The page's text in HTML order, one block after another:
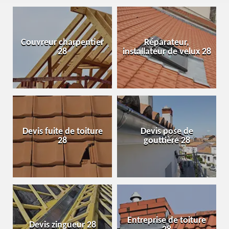
Couvreur charpentier
28
Réparateur,
installateur de velux 28
Devis fuite de toiture
28
Devis pose de
gouttière 28
Devis zingueur 28
Entreprise de toiture